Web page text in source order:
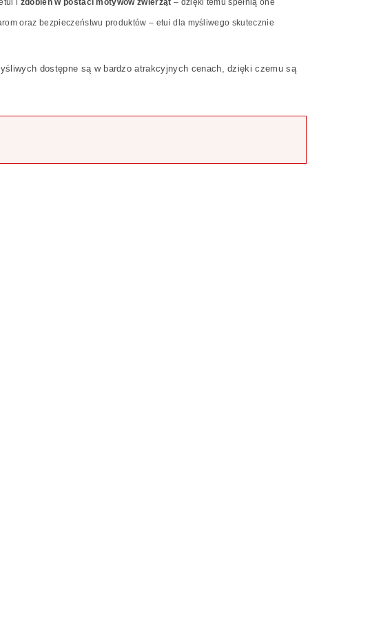
i zdobień w postaci motywów zwierząt – dzięki temu spełnią one
oraz bezpieczeństwu produktów – etui dla myśliwego skutecznie
dostępne są w bardzo atrakcyjnych cenach, dzięki czemu są